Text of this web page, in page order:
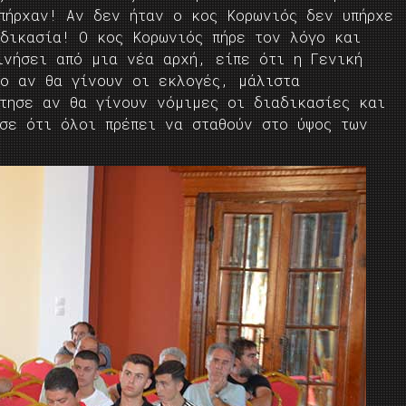
Αν δεν ήταν ο κος Κορωνιός δεν υπήρχε
Ο κος Κορωνιός πήρε τον λόγο και
από μια νέα αρχή, είπε ότι η Γενική
αν θα γίνουν οι εκλογές, μάλιστα
αν θα γίνουν νόμιμες οι διαδικασίες και
ότι όλοι πρέπει να σταθούν στο ύψος των